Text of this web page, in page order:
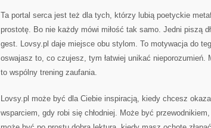
Ta portal serca jest też dla tych, którzy lubią poetyckie
prostotę. Bo nie każdy mówi miłość tak samo. Jedni piszą
gest. Lovsy.pl daje miejsce obu stylom. To motywacja do
oswajasz to, co czujesz, tym łatwiej unikać nieporozumień.
to wspólny trening zaufania.
Lovsy.pl może być dla Ciebie inspiracją, kiedy chcesz
wsparciem, gdy robi się chłodniej. Może być